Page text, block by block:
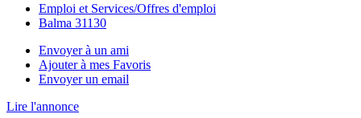
Emploi et Services/Offres d'emploi
Balma 31130
Envoyer à un ami
Ajouter à mes Favoris
Envoyer un email
Lire l'annonce